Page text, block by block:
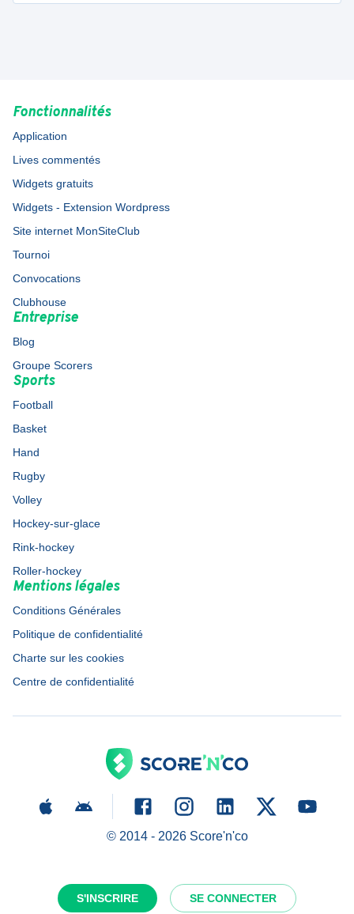
S'INSCRIRE SE CONNECTER
Fonctionnalités
Application
Lives commentés
Widgets gratuits
Widgets - Extension Wordpress
Site internet MonSiteClub
Tournoi
Convocations
Clubhouse
Entreprise
Blog
Groupe Scorers
Sports
Football
Basket
Hand
Rugby
Volley
Hockey-sur-glace
Rink-hockey
Roller-hockey
Mentions légales
Conditions Générales
Politique de confidentialité
Charte sur les cookies
Centre de confidentialité
© 2014 - 2026Score'n'co